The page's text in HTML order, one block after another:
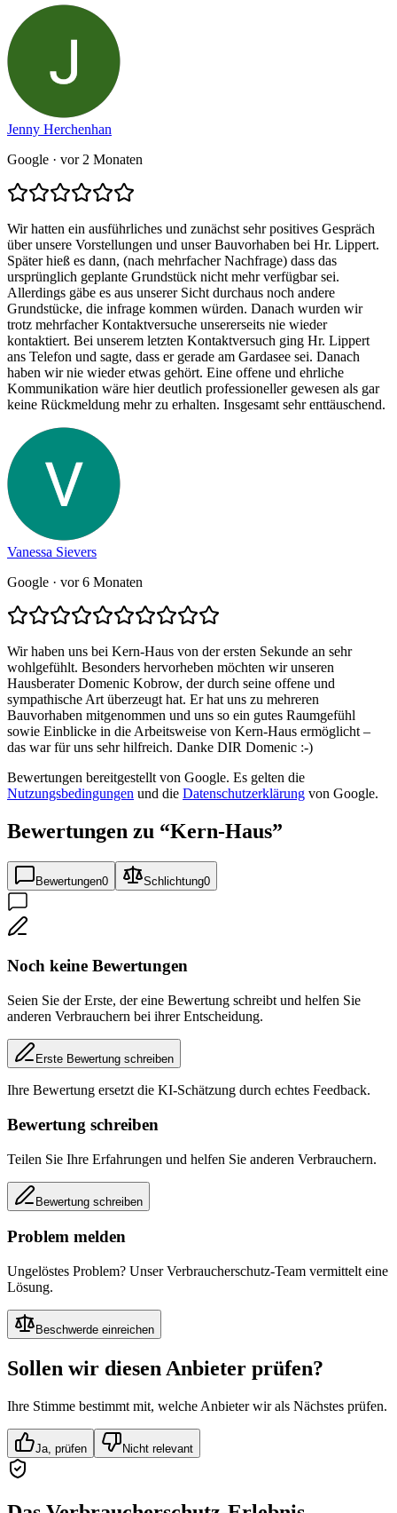
Jenny Herchenhan
Google · vor 2 Monaten
Wir hatten ein ausführliches und zunächst sehr positives Gespräch
über unsere Vorstellungen und unser Bauvorhaben bei Hr. Lippert.
Später hieß es dann, (nach mehrfacher Nachfrage) dass das
ursprünglich geplante Grundstück nicht mehr verfügbar sei.
Allerdings gäbe es aus unserer Sicht durchaus noch andere
Grundstücke, die infrage kommen würden. Danach wurden wir
trotz mehrfacher Kontaktversuche unsererseits nie wieder
kontaktiert. Bei unserem letzten Kontaktversuch ging Hr. Lippert
ans Telefon und sagte, dass er gerade am Gardasee sei. Danach
haben wir nie wieder etwas gehört. Eine offene und ehrliche
Kommunikation wäre hier deutlich professioneller gewesen als gar
keine Rückmeldung mehr zu erhalten. Insgesamt sehr enttäuschend.
Vanessa Sievers
Google · vor 6 Monaten
Wir haben uns bei Kern-Haus von der ersten Sekunde an sehr
wohlgefühlt. Besonders hervorheben möchten wir unseren
Hausberater Domenic Kobrow, der durch seine offene und
sympathische Art überzeugt hat. Er hat uns zu mehreren
Bauvorhaben mitgenommen und uns so ein gutes Raumgefühl
sowie Einblicke in die Arbeitsweise von Kern-Haus ermöglicht –
das war für uns sehr hilfreich. Danke DIR Domenic :-)
Bewertungen bereitgestellt von Google. Es gelten die
Nutzungsbedingungen und die Datenschutzerklärung von Google.
Bewertungen zu “Kern-Haus”
Bewertungen0 Schlichtung0
Noch keine Bewertungen
Seien Sie der Erste, der eine Bewertung schreibt und helfen Sie
anderen Verbrauchern bei ihrer Entscheidung.
Erste Bewertung schreiben
Ihre Bewertung ersetzt die KI-Schätzung durch echtes Feedback.
Bewertung schreiben
Teilen Sie Ihre Erfahrungen und helfen Sie anderen Verbrauchern.
Bewertung schreiben
Problem melden
Ungelöstes Problem? Unser Verbraucherschutz-Team vermittelt eine
Lösung.
Beschwerde einreichen
Sollen wir diesen Anbieter prüfen?
Ihre Stimme bestimmt mit, welche Anbieter wir als Nächstes prüfen.
Ja, prüfen Nicht relevant